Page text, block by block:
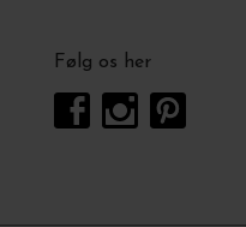
Følg os her